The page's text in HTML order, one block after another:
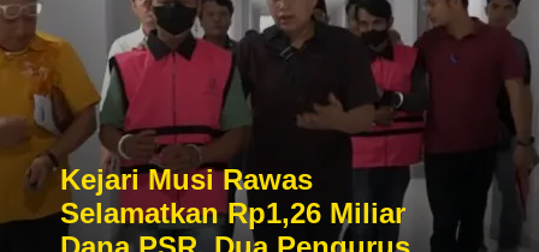
Kejari Musi Rawas
Selamatkan Rp1,26 Miliar